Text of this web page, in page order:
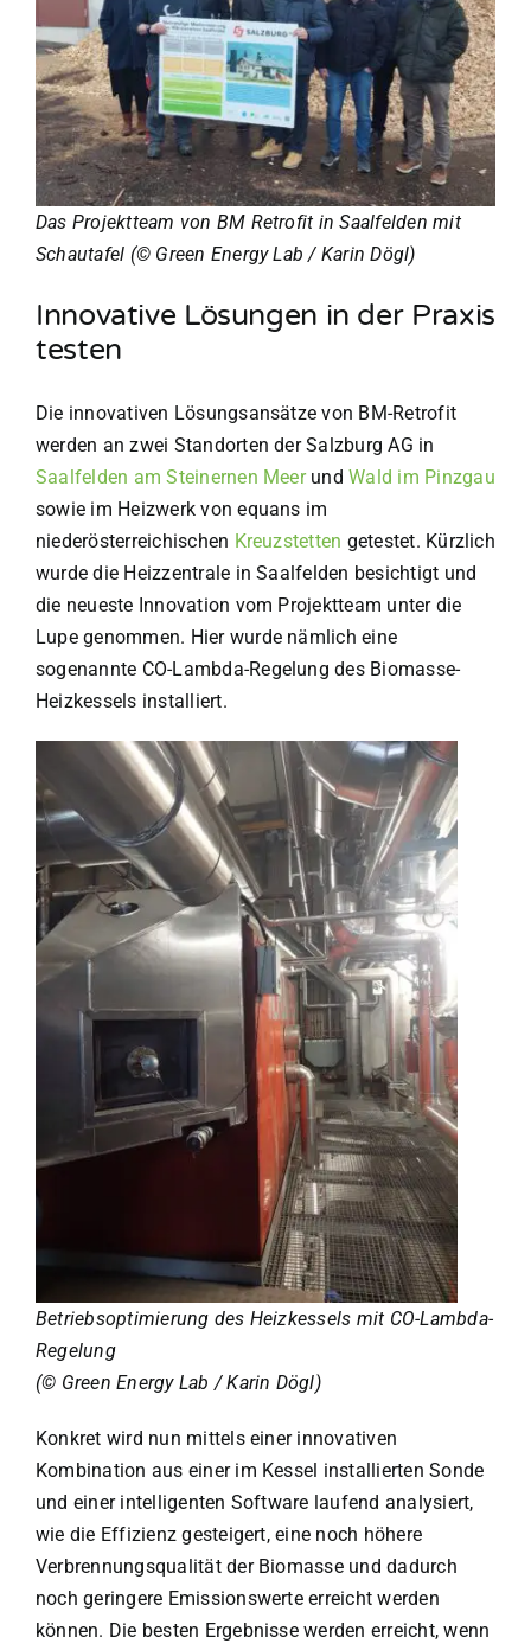
Das Projektteam von BM Retrofit in Saalfelden mit
Schautafel (© Green Energy Lab / Karin Dögl)
Innovative Lösungen in der Praxis
testen
Die innovativen Lösungsansätze von BM-Retrofit
werden an zwei Standorten der Salzburg AG in
Saalfelden am Steinernen MeerundWald im Pinzgau
sowie im Heizwerk von equans im
niederösterreichischen Kreuzstetten getestet. Kürzlich
wurde die Heizzentrale in Saalfelden besichtigt und
die neueste Innovation vom Projektteam unter die
Lupe genommen. Hier wurde nämlich eine
sogenannte CO-Lambda-Regelung des Biomasse-
Heizkessels installiert.
Betriebsoptimierung des Heizkessels mit CO-Lambda-
Regelung
(© Green Energy Lab / Karin Dögl)
Konkret wird nun mittels einer innovativen
Kombination aus einer im Kessel installierten Sonde
und einer intelligenten Software laufend analysiert,
wie die Effizienz gesteigert, eine noch höhere
Verbrennungsqualität der Biomasse und dadurch
noch geringere Emissionswerte erreicht werden
können. Die besten Ergebnisse werden erreicht, wenn